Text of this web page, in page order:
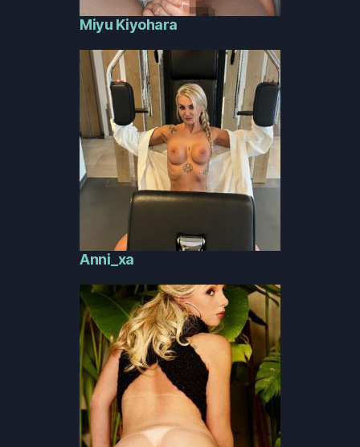
Miyu Kiyohara
Anni_xa